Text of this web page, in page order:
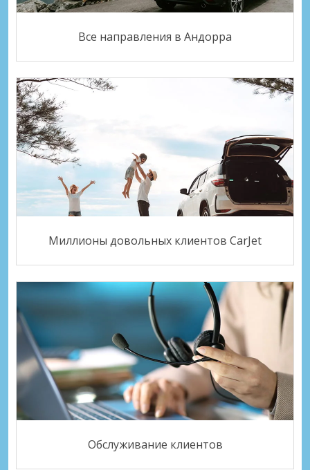
Все направления в Андорра
Миллионы довольных клиентов CarJet
Обслуживание клиентов